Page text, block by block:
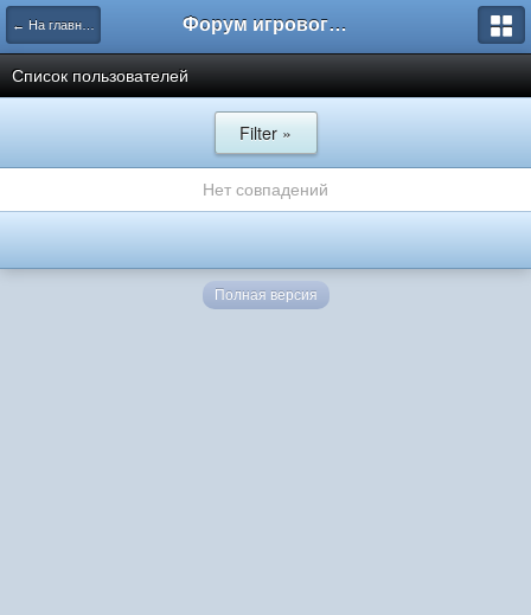
← На главную Форум игрового проекта Riverrise
Список пользователей
Filter »
Нет совпадений
Полная версия